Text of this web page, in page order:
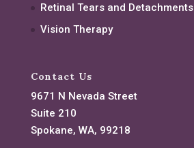
Retinal Tears and Detachments
Vision Therapy
Contact Us
9671 N Nevada Street
Suite 210
Spokane, WA, 99218